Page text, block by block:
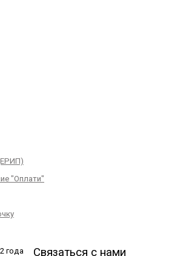
"Оплати"
года Связаться с нами